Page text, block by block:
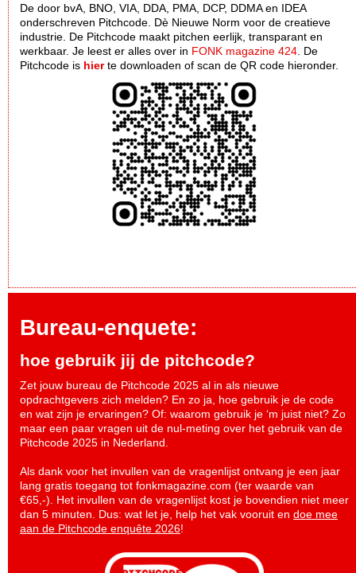
De door bvA, BNO, VIA, DDA, PMA, DCP, DDMA en IDEA
onderschreven Pitchcode. Dè Nieuwe Norm voor de creatieve
industrie. De Pitchcode maakt pitchen eerlijk, transparant en
werkbaar. Je leest er alles over in FONK magazine 424 . De
Pitchcode is hierte downloaden of scan de QR code hieronder.
Bureau-enquete:
hoe gebruik jij de pitchcode?
Zet jouw bureau de Pitchcode 2025 al in als nieuwe
opdrachtgevers zich melden? En zo ja, hoe gebruik je de code
en wat zijn je ervaringen? Of: waarom gebruik je ‘m juist niet? Zo
maar een paar vragen uit de nul-meting over het gebruik van de
Pitchcode 2025 in Nederland.
Als dank voor het invullen van de vragenlijst ontvang je een jaar
lang gratis toegang tot fonkmagazine.com (ter waarde van
€65,-). Het invullen van de vragenlijst kost je bovendien niet meer
dan 5 minuten. Dus: wat let je, help het vak vooruit en doe mee
aan de Pitchcode enquête 2026!